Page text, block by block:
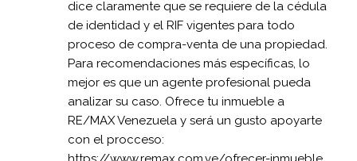
dice claramente que se requiere de la cédula
de identidad y el RIF vigentes para todo
proceso de compra-venta de una propiedad.
Para recomendaciones más específicas, lo
mejor es que un agente profesional pueda
analizar su caso. Ofrece tu inmueble a
RE/MAX Venezuela y será un gusto apoyarte
con el procceso: